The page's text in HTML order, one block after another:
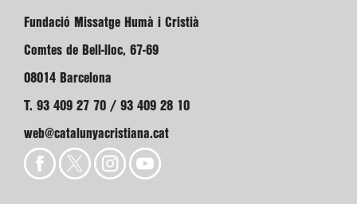
Fundació Missatge Humà i Cristià
Comtes de Bell-lloc, 67-69
08014 Barcelona
T. 93 409 27 70 / 93 409 28 10
web@catalunyacristiana.cat